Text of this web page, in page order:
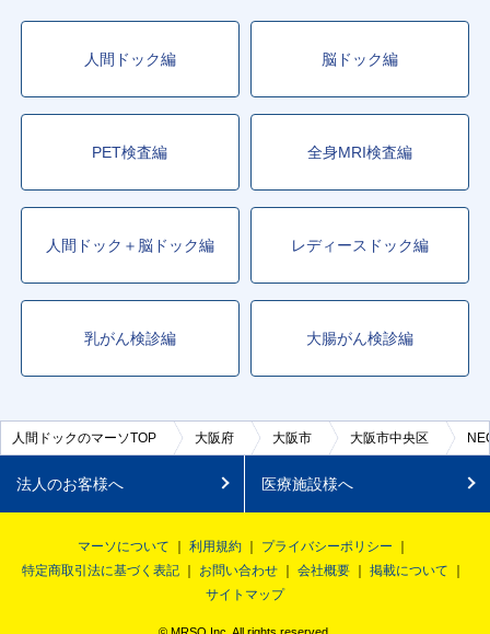
人間ドック編 脳ドック編
PET検査編 全身MRI検査編
人間ドック＋脳ドック編 レディースドック編
乳がん検診編 大腸がん検診編
人間ドックのマーソTOP 大阪府 大阪市 大阪市中央区
法人のお客様へ 医療施設様へ
マーソについて 利用規約
プライバシーポリシー
特定商取引法に基づく表記
お問い合わせ 会社概要
掲載について
サイトマップ